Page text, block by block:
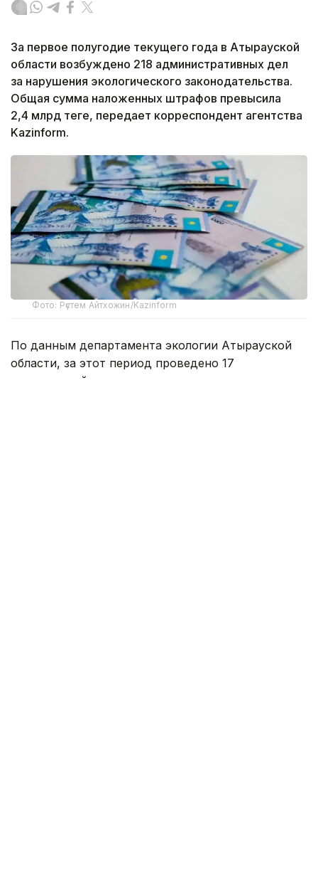
За первое полугодие текущего года в Атырауской
области возбуждено 218 административных дел
за нарушения экологического законодательства.
Общая сумма наложенных штрафов превысила
2,4 млрд теңге, передает корреспондент агентства
Kazinform.
Фото: Рүстем Айтхожин/Kazinform
По данным департамента экологии Атырауской
области, за этот период проведено 17
мероприятий государственного контроля